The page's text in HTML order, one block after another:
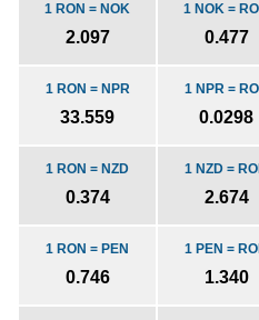
1 NOK =
0.477
1 RON = NOK
2.097
1 NPR =
0.0298
1 RON = NPR
33.559
1 NZD =
2.674
1 RON = NZD
0.374
1 PEN =
1.340
1 RON = PEN
0.746